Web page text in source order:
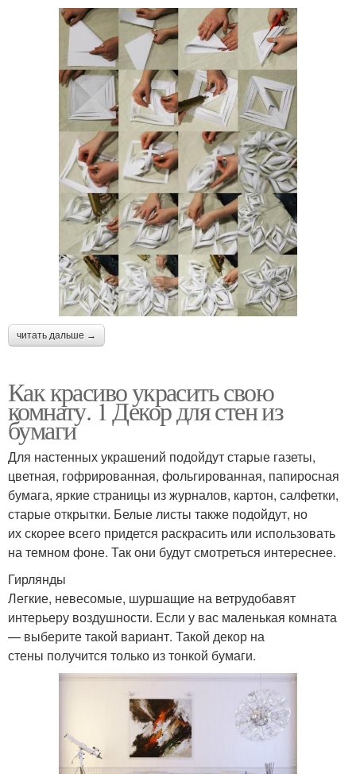
читать дальше →
Как красиво украсить свою
комнату. 1 Декор для стен из
бумаги
Для настенных украшений подойдут старые газеты,
цветная, гофрированная, фольгированная, папиросная
бумага, яркие страницы из журналов, картон, салфетки,
старые открытки. Белые листы также подойдут, но
их скорее всего придется раскрасить или использовать
на темном фоне. Так они будут смотреться интереснее.
Гирлянды
Легкие, невесомые, шуршащие на ветрудобавят
интерьеру воздушности. Если у вас маленькая комната
— выберите такой вариант. Такой декор на
стены получится только из тонкой бумаги.